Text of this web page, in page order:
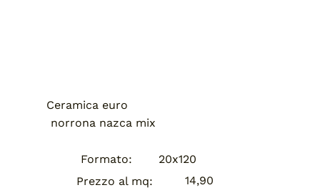
Ceramica euro
norrona nazca mix
Formato:
20x120
Prezzo al mq:
14,90